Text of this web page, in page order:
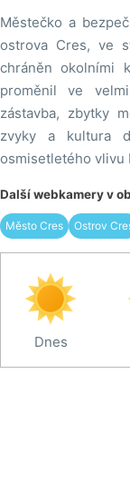
Městečko a
ostrova Cres, ve
chráněn okolními
proměnil ve
zástavba, zbytky
zvyky a kultura
osmisetletého vlivu
Další webkamery v
Město Cres Ostrov
Dnes